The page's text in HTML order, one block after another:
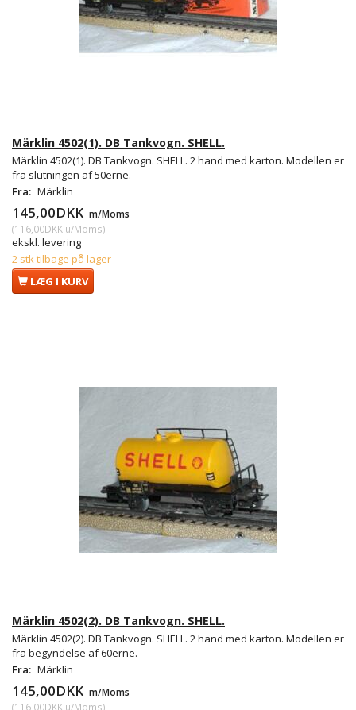
Märklin 4502(1). DB Tankvogn. SHELL.
Märklin 4502(1). DB Tankvogn. SHELL. 2 hand med karton. Modellen er
fra slutningen af 50erne.
Fra: Märklin
145,00DKK m/Moms
(116,00DKK u/Moms)
ekskl. levering
2 stk tilbage på lager
LÆG I KURV
Märklin 4502(2). DB Tankvogn. SHELL.
Märklin 4502(2). DB Tankvogn. SHELL. 2 hand med karton. Modellen er
fra begyndelse af 60erne.
Fra: Märklin
145,00DKK m/Moms
(116,00DKK u/Moms)